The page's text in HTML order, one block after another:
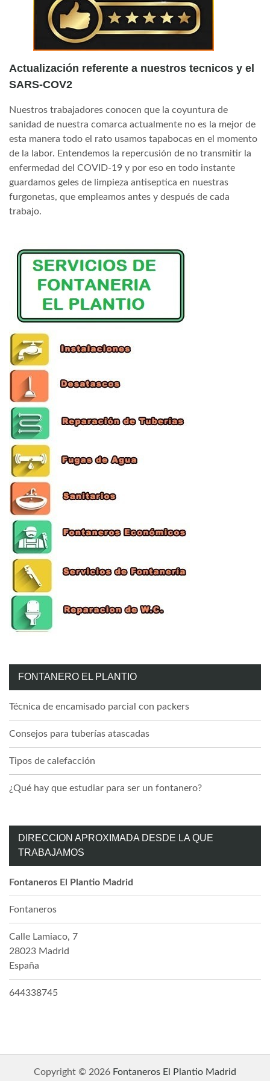
Actualización referente a nuestros tecnicos y el
SARS-COV2
Nuestros trabajadores conocen que la coyuntura de
sanidad de nuestra comarca actualmente no es la mejor de
esta manera todo el rato usamos tapabocas en el momento
de la labor. Entendemos la repercusión de no transmitir la
enfermedad del COVID-19 y por eso en todo instante
guardamos geles de limpieza antiseptica en nuestras
furgonetas, que empleamos antes y después de cada
trabajo.
FONTANERO EL PLANTIO
Técnica de encamisado parcial con packers
Consejos para tuberías atascadas
Tipos de calefacción
¿Qué hay que estudiar para ser un fontanero?
DIRECCION APROXIMADA DESDE LA QUE
TRABAJAMOS
Fontaneros El Plantio Madrid
Fontaneros
Calle Lamiaco, 7
28023 Madrid
España
644338745
Copyright © 2026 Fontaneros El Plantio Madrid